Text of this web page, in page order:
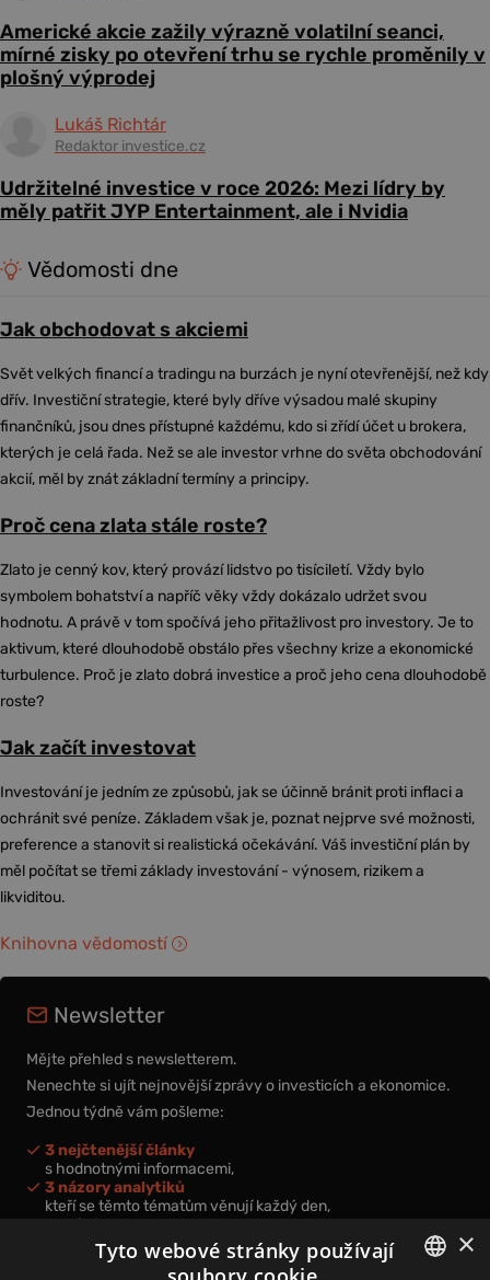
Americké akcie zažily výrazně volatilní seanci,
mírné zisky po otevření trhu se rychle proměnily v
plošný výprodej
Lukáš Richtár
Redaktor investice.cz
Udržitelné investice v roce 2026: Mezi lídry by
měly patřit JYP Entertainment, ale i Nvidia
Vědomosti dne
Jak obchodovat s akciemi
Svět velkých financí a tradingu na burzách je nyní otevřenější, než kdy
dřív. Investiční strategie, které byly dříve výsadou malé skupiny
finančníků, jsou dnes přístupné každému, kdo si zřídí účet u brokera,
kterých je celá řada. Než se ale investor vrhne do světa obchodování
akcií, měl by znát základní termíny a principy.
Proč cena zlata stále roste?
Zlato je cenný kov, který provází lidstvo po tisíciletí. Vždy bylo
symbolem bohatství a napříč věky vždy dokázalo udržet svou
hodnotu. A právě v tom spočívá jeho přitažlivost pro investory. Je to
aktivum, které dlouhodobě obstálo přes všechny krize a ekonomické
turbulence. Proč je zlato dobrá investice a proč jeho cena dlouhodobě
roste?
Jak začít investovat
Investování je jedním ze způsobů, jak se účinně bránit proti inflaci a
ochránit své peníze. Základem však je, poznat nejprve své možnosti,
preference a stanovit si realistická očekávání. Váš investiční plán by
měl počítat se třemi základy investování - výnosem, rizikem a
likviditou.
Knihovna vědomostí
Newsletter
Mějte přehled s newsletterem.
Nenechte si ujít nejnovější zprávy o investicích a ekonomice.
Jednou týdně vám pošleme:
3 nejčtenější články
s hodnotnými informacemi,
3 názory analytiků
kteří se těmto tématům věnují každý den,
nová videa a podcasty
k prohloubení vašich znalostí.
×
Tyto webové stránky používají